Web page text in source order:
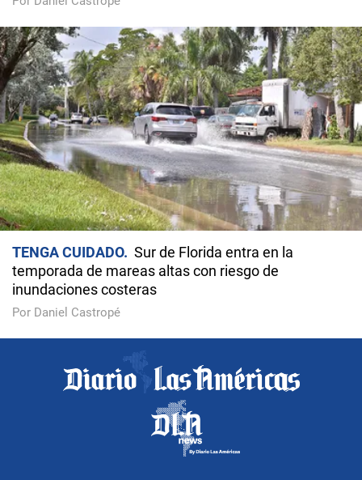
TENGA CUIDADO
Sur de Florida entra en la
temporada de mareas altas con riesgo de
inundaciones costeras
Por Daniel Castropé